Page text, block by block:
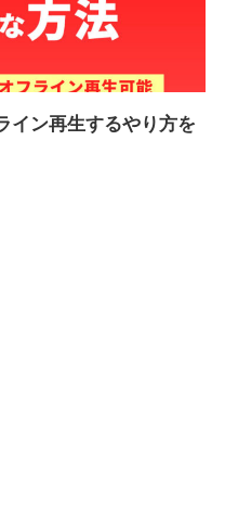
イン再生するやり方を